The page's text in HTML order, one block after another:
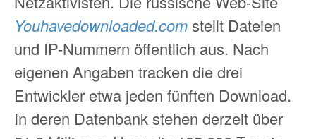
Youhavedownloaded.comstellt Dateien
und IP-Nummern öffentlich aus. Nach
eigenen Angaben tracken die drei
Entwickler etwa jeden fünften Download.
In deren Datenbank stehen derzeit über